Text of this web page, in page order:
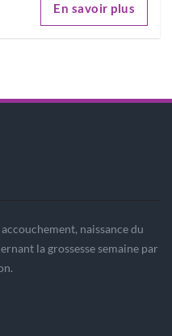
En savoir plus
naissance du
la grossesse semaine par